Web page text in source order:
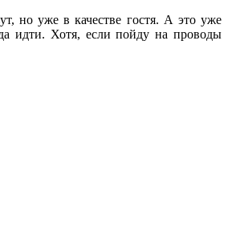
но уже в качестве гостя. А это уже
идти. Хотя, если пойду на проводы